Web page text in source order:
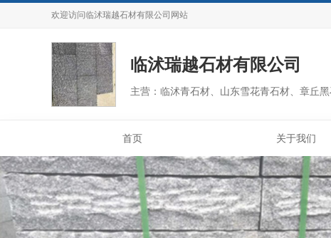
欢迎访问临沭瑞越石材有限公司 网站
临沭瑞越石材有限公司
主营：临沭青石材、山东雪花青石材、章丘
首页 关于我们